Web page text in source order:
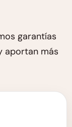
garantías
aportan más